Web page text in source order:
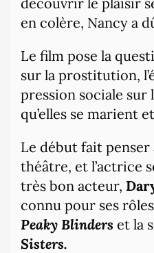
en colère, Nancy a
Le film pose la
sur la prostitution,
pression sociale sur
qu’elles se marient
Le début fait penser
théâtre, et l’actrice
très bon acteur,
connu pour ses
Peaky Blinders et la
Sisters.